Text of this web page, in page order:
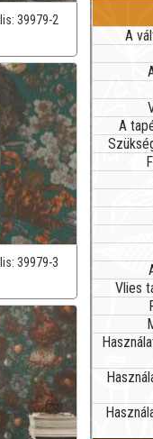
39979-2
39979-3
A
A
Vlies